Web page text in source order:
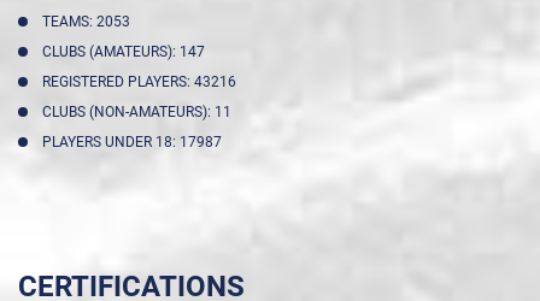
TEAMS: 2053
CLUBS (AMATEURS): 147
REGISTERED PLAYERS: 43216
CLUBS (NON-AMATEURS): 11
PLAYERS UNDER 18: 17987
CERTIFICATIONS